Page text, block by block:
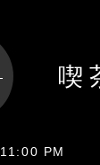
喫
11:00 PM